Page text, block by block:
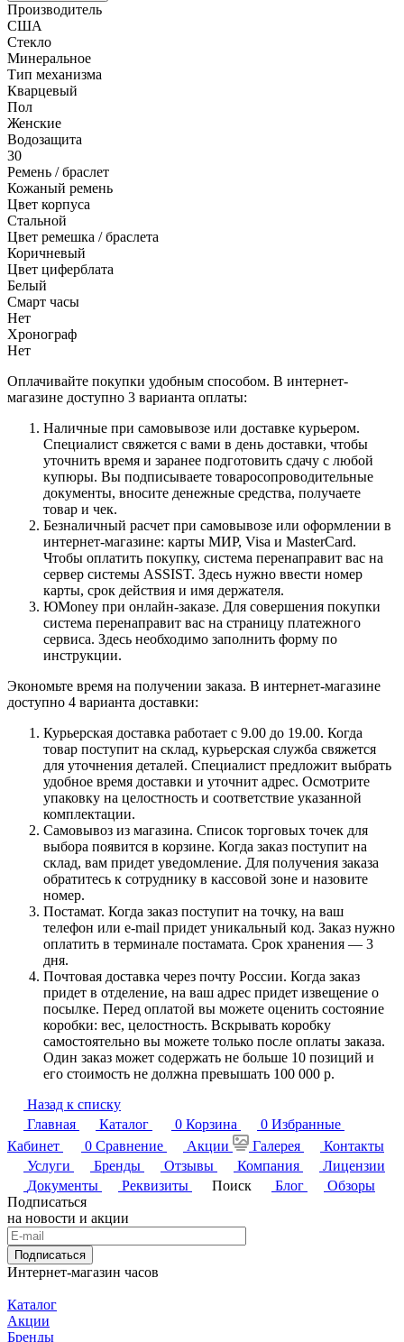
Производитель
США
Стекло
Минеральное
Тип механизма
Кварцевый
Пол
Женские
Водозащита
30
Ремень / браслет
Кожаный ремень
Цвет корпуса
Стальной
Цвет ремешка / браслета
Коричневый
Цвет циферблата
Белый
Смарт часы
Нет
Хронограф
Нет
Оплачивайте покупки удобным способом. В интернет-
магазине доступно 3 варианта оплаты:
Наличные при самовывозе или доставке курьером.
Специалист свяжется с вами в день доставки, чтобы
уточнить время и заранее подготовить сдачу с любой
купюры. Вы подписываете товаросопроводительные
документы, вносите денежные средства, получаете
товар и чек.
Безналичный расчет при самовывозе или оформлении в
интернет-магазине: карты МИР, Visa и MasterCard.
Чтобы оплатить покупку, система перенаправит вас на
сервер системы ASSIST. Здесь нужно ввести номер
карты, срок действия и имя держателя.
ЮMoney при онлайн-заказе. Для совершения покупки
система перенаправит вас на страницу платежного
сервиса. Здесь необходимо заполнить форму по
инструкции.
Экономьте время на получении заказа. В интернет-магазине
доступно 4 варианта доставки:
Курьерская доставка работает с 9.00 до 19.00. Когда
товар поступит на склад, курьерская служба свяжется
для уточнения деталей. Специалист предложит выбрать
удобное время доставки и уточнит адрес. Осмотрите
упаковку на целостность и соответствие указанной
комплектации.
Самовывоз из магазина. Список торговых точек для
выбора появится в корзине. Когда заказ поступит на
склад, вам придет уведомление. Для получения заказа
обратитесь к сотруднику в кассовой зоне и назовите
номер.
Постамат. Когда заказ поступит на точку, на ваш
телефон или e-mail придет уникальный код. Заказ нужно
оплатить в терминале постамата. Срок хранения — 3
дня.
Почтовая доставка через почту России. Когда заказ
придет в отделение, на ваш адрес придет извещение о
посылке. Перед оплатой вы можете оценить состояние
коробки: вес, целостность. Вскрывать коробку
самостоятельно вы можете только после оплаты заказа.
Один заказ может содержать не больше 10 позиций и
его стоимость не должна превышать 100 000 р.
Назад к списку
Главная
Каталог 0 Корзина 0 Избранные
Кабинет
0 Сравнение Акции Галерея
Контакты
Услуги
Бренды Отзывы Компания
Лицензии
Документы
Реквизиты Поиск Блог
Обзоры
Подписаться
на новости и акции
Подписаться
Интернет-магазин часов
Каталог
Акции
Бренды